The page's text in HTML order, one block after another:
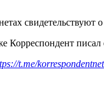
свидетельствуют
Корреспондент писал
t.me/korrespondentnet